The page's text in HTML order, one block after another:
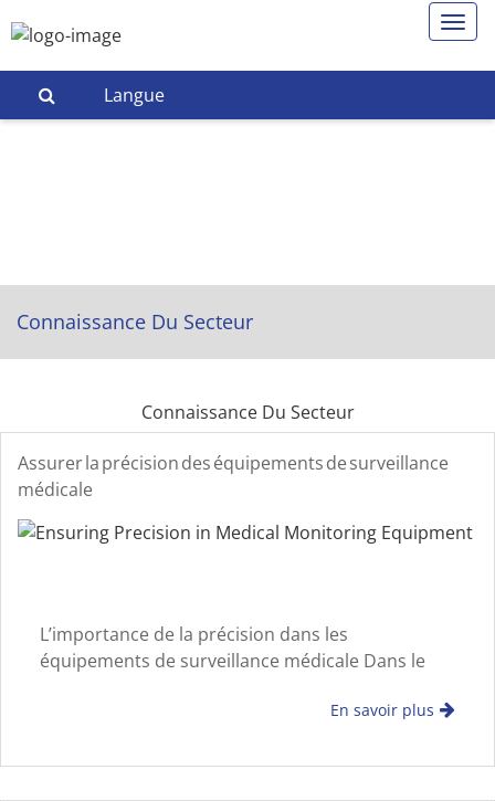
Langue
Connaissance Du Secteur
Connaissance Du Secteur
Assurer la précision des équipements de surveillance
médicale
L’importance de la précision dans les
équipements de surveillance médicale Dans le
surveillance médicale sert de colonne vertébrale
patients et de la gestion des données
En savoir plus